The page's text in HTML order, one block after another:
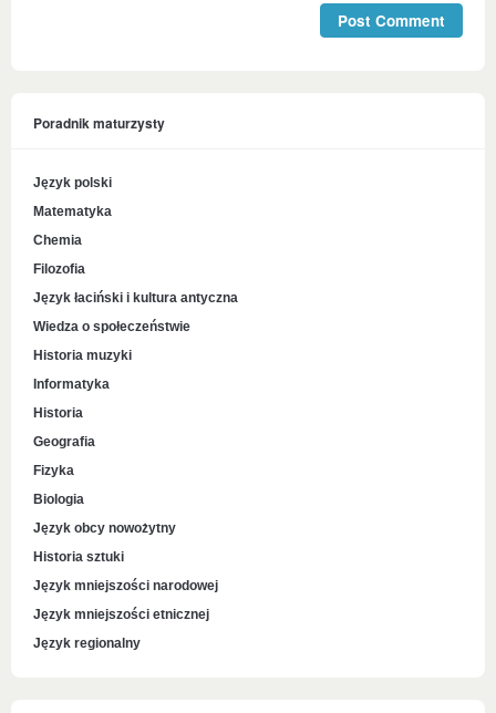
Poradnik maturzysty
Język polski
Matematyka
Chemia
Filozofia
Język łaciński i kultura antyczna
Wiedza o społeczeństwie
Historia muzyki
Informatyka
Historia
Geografia
Fizyka
Biologia
Język obcy nowożytny
Historia sztuki
Język mniejszości narodowej
Język mniejszości etnicznej
Język regionalny